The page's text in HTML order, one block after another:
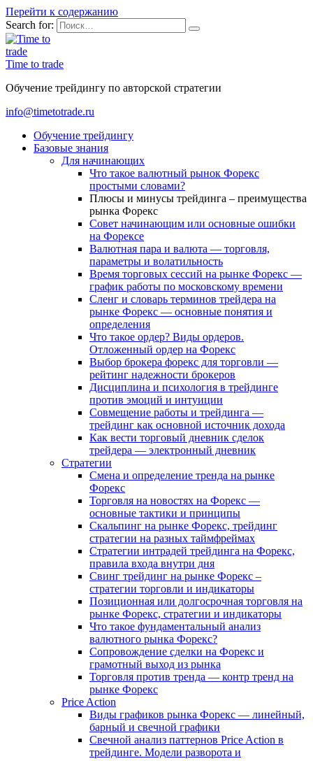
Перейти к содержанию
Search for:
Time to trade
Обучение трейдингу по авторской стратегии
info@timetotrade.ru
Обучение трейдингу
Базовые знания
Для начинающих
Что такое валютный рынок Форекс
простыми словами?
Плюсы и минусы трейдинга – преимущества
рынка Форекс
Совет начинающим или основные ошибки
на Форексе
Валютная пара и валюта — торговля,
параметры и волатильность
Время торговых сессий на рынке Форекс —
график работы по московскому времени
Сленг и словарь терминов трейдера на
рынке Форекс — основные понятия и
определения
Что такое ордер? Виды ордеров.
Отложенный ордер на Форекс
Выбор брокера форекс для торговли —
рейтинг надежности брокеров
Дисциплина и психология в трейдинге
против эмоций и интуиции
Совмещение работы и трейдинга —
трейдинг как основной источник дохода
Как вести торговый дневник сделок
трейдера — электронный дневник
Стратегии
Смена и определение тренда на рынке
Форекс
Торговля на новостях на Форекс —
основные тактики и принципы
Скальпинг на рынке Форекс, трейдинг
стратегии на разных таймфреймах
Стратегии интрадей трейдинга на Форекс,
правила входа внутри дня
Свинг трейдинг на рынке Форекс –
стратегии торговли и индикаторы
Позиционная или долгосрочная торговля на
рынке Форекс, стратегии и индикаторы
Что такое фундаментальный анализ
валютного рынка Форекс?
Сопровождение сделки на Форекс и
грамотный выход из рынка
Торговля против тренда — контр тренд на
рынке Форекс
Price Action
Виды графиков рынка Форекс — линейный,
барный и свечной графики
Свечной анализ паттернов Price Action в
трейдинге. Модели разворота и